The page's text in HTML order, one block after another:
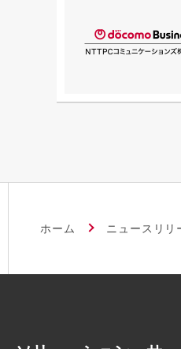
ホーム ニュースリリ